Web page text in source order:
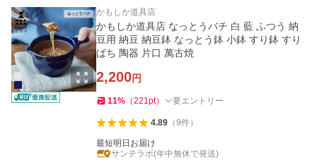
かもしか道具店
かもしか道具店 なっとうバチ 白 藍 ふつう 納
豆用 納豆 納豆鉢 なっとう鉢 小鉢 すり鉢 すり
ばち 陶器 片口 萬古焼
2,200円
11% （221pt） 要エントリー
4.89（9件）
最短明日お届け
サンテラボ(年中無休で発送)